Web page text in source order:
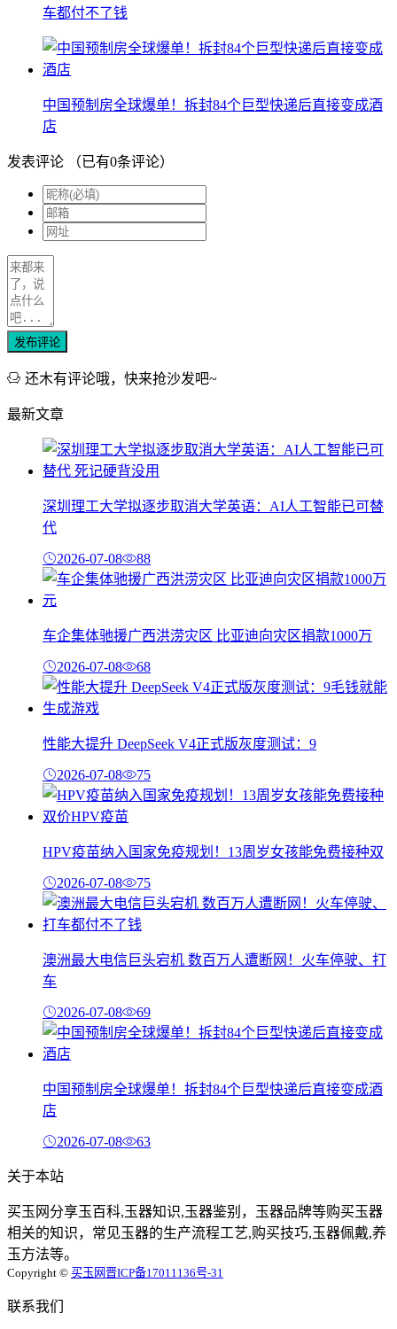
车都付不了钱
中国预制房全球爆单！拆封84个巨型快递后直接变成酒
店
发表评论 （已有0条评论）
发布评论
还木有评论哦，快来抢沙发吧~
最新文章
深圳理工大学拟逐步取消大学英语：AI人工智能已可替
代
2026-07-08 88
车企集体驰援广西洪涝灾区 比亚迪向灾区捐款1000万
2026-07-08 68
性能大提升 DeepSeek V4正式版灰度测试：9
2026-07-08 75
HPV疫苗纳入国家免疫规划！13周岁女孩能免费接种双
2026-07-08 75
澳洲最大电信巨头宕机 数百万人遭断网！火车停驶、打
车
2026-07-08 69
中国预制房全球爆单！拆封84个巨型快递后直接变成酒
店
2026-07-08 63
关于本站
买玉网分享玉百科,玉器知识,玉器鉴别，玉器品牌等购买玉器
相关的知识，常见玉器的生产流程工艺,购买技巧,玉器佩戴,养
玉方法等。
Copyright © 买玉网晋ICP备17011136号-31
联系我们